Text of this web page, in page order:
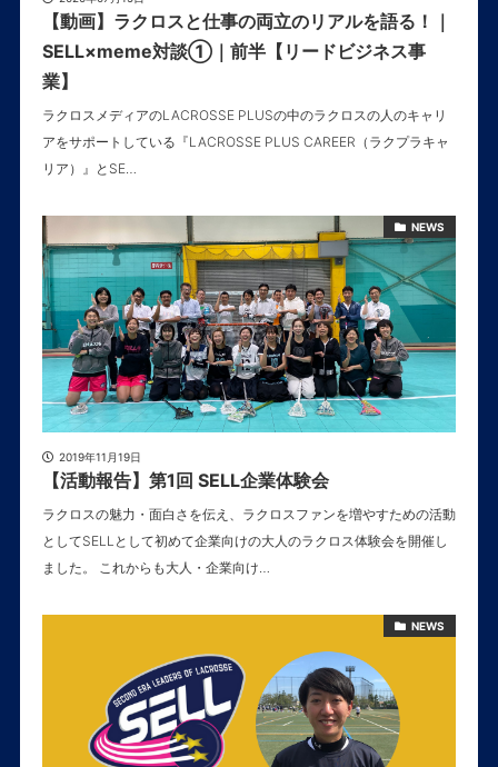
【動画】ラクロスと仕事の両立のリアルを語る！｜
SELL×meme対談①｜前半【リードビジネス事
業】
ラクロスメディアのLACROSSE PLUSの中のラクロスの人のキャリ
アをサポートしている『LACROSSE PLUS CAREER（ラクプラキャ
リア）』とSE…
NEWS
2019年11月19日
【活動報告】第1回 SELL企業体験会
ラクロスの魅力・面白さを伝え、ラクロスファンを増やすための活動
としてSELLとして初めて企業向けの大人のラクロス体験会を開催し
ました。 これからも大人・企業向け…
NEWS